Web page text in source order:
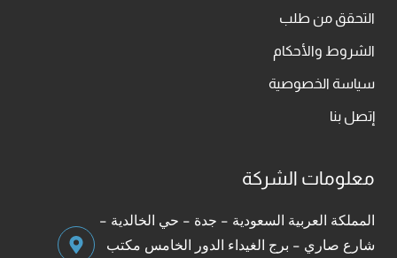
التحقق من طلب
الشروط والأحكام
سياسة الخصوصية
إتصل بنا
معلومات الشركة
المملكة العربية السعودية - جدة - حي الخالدية -
شارع صاري - برج الغيداء الدور الخامس مكتب